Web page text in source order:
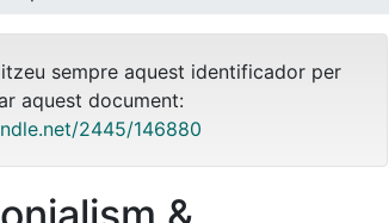
sempre aquest identificador per
aquest document:
2445/146880